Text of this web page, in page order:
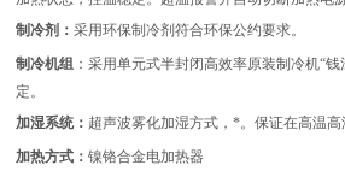
制冷剂：采用环保制冷剂符合环保公约要求。
制冷机组 ：采用单元式半封闭高效率原装制冷机“
定。
加湿系统： 超声波雾化加湿方式，*。保证在高温
加热方式：镍铬合金电加热器